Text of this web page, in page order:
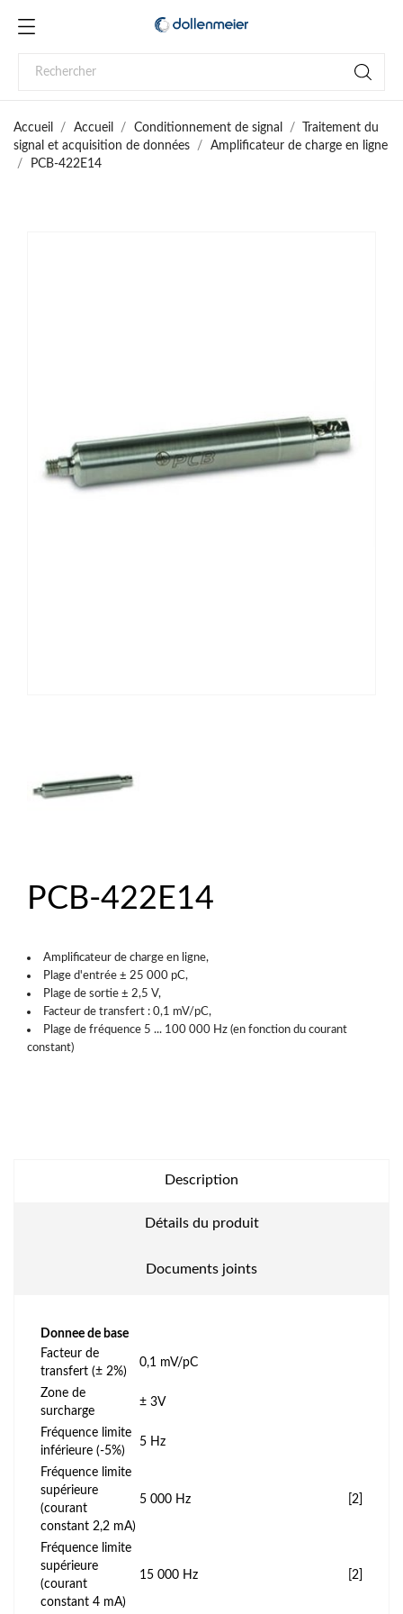
Accueil Accueil Conditionnement de signal
Traitement du
signal et acquisition de données
Amplificateur de charge en ligne
PCB-422E14
PCB-422E14
Amplificateur de charge en ligne,
Plage d'entrée ± 25 000 pC,
Plage de sortie ± 2,5 V,
Facteur de transfert : 0,1 mV/pC,
Plage de fréquence 5 ... 100 000 Hz (en fonction du courant
constant)
Description
Détails du produit
Documents joints
Donnee de base
Facteur de
transfert (± 2%)
0,1 mV/pC
Zone de
surcharge
± 3V
Fréquence limite
inférieure (-5%)
5 Hz
Fréquence limite
supérieure
(courant
constant 2,2 mA)
5 000 Hz [2]
Fréquence limite
supérieure
(courant
constant 4 mA)
15 000 Hz [2]